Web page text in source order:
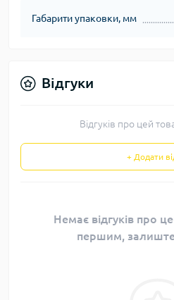
Габарити упаковки, мм
Відгуки
Відгуків про цей
+ Додати
Немає відгуків про
першим, залиште